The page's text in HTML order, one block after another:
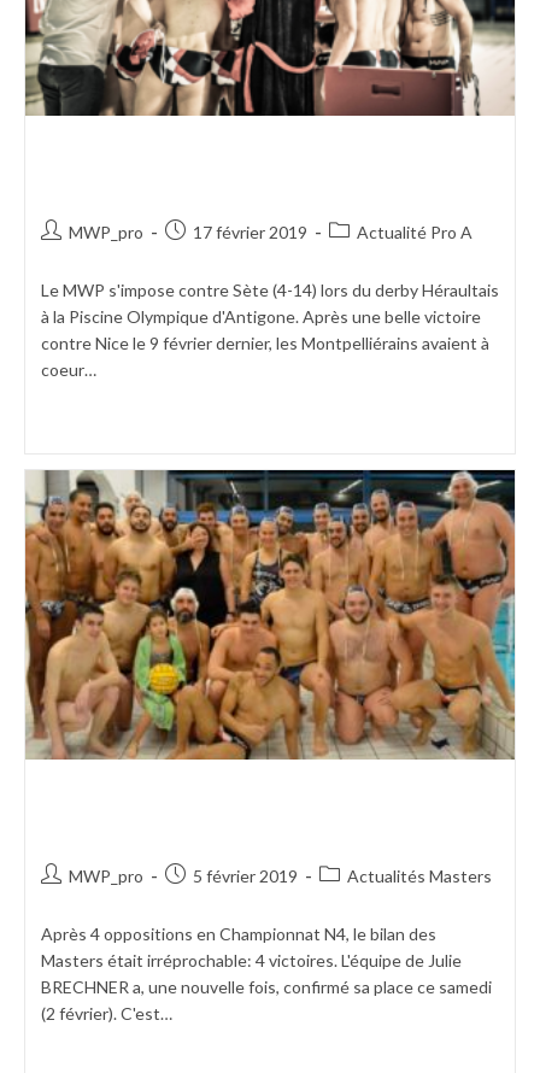
MWP_pro 17 février 2019 Actualité Pro A
Le MWP s'impose contre Sète (4-14) lors du derby Héraultais
à la Piscine Olympique d'Antigone. Après une belle victoire
contre Nice le 9 février dernier, les Montpelliérains avaient à
coeur…
MWP_pro 5 février 2019 Actualités Masters
Après 4 oppositions en Championnat N4, le bilan des
Masters était irréprochable: 4 victoires. L'équipe de Julie
BRECHNER a, une nouvelle fois, confirmé sa place ce samedi
(2 février). C'est…